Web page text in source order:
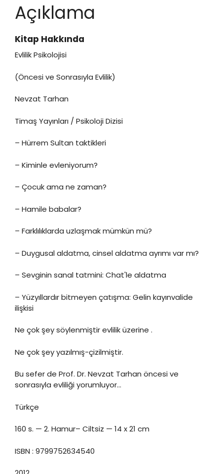
Açıklama
Kitap Hakkında
Evlilik Psikolojisi
(Öncesi ve Sonrasıyla Evlilik)
Nevzat Tarhan
Timaş Yayınları / Psikoloji Dizisi
– Hürrem Sultan taktikleri
– Kiminle evleniyorum?
– Çocuk ama ne zaman?
– Hamile babalar?
– Farklılıklarda uzlaşmak mümkün mü?
– Duygusal aldatma, cinsel aldatma ayrımı var mı?
– Sevginin sanal tatmini: Chat'le aldatma
– Yüzyıllardır bitmeyen çatışma: Gelin kayınvalide
ilişkisi
Ne çok şey söylenmiştir evlilik üzerine .
Ne çok şey yazılmış-çizilmiştir.
Bu sefer de Prof. Dr. Nevzat Tarhan öncesi ve
sonrasıyla evliliği yorumluyor…
Türkçe
160 s. — 2. Hamur– Ciltsiz — 14 x 21 cm
ISBN : 9799752634540